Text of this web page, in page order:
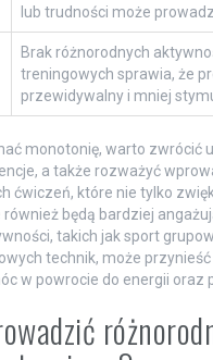
lub trudności może
Brak różnorodnych
treningowych sprawia, że
przewidywalny i mniej
monotonię, warto zwrócić
a także rozważyć
ćwiczeń, które nie tylko
będą bardziej
takich jak sport
technik, może
w powrocie do energii oraz